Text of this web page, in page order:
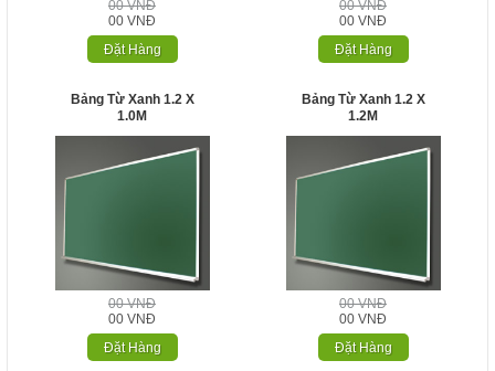
00 VNĐ
00 VNĐ
Đặt Hàng
00 VNĐ
00 VNĐ
Đặt Hàng
Bảng Từ Xanh 1.2 X
1.0M
00 VNĐ
00 VNĐ
Đặt Hàng
Bảng Từ Xanh 1.2 X
1.2M
00 VNĐ
00 VNĐ
Đặt Hàng